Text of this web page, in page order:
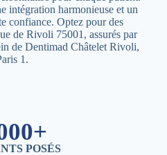
intégration harmonieuse et un
confiance. Optez pour des
de Rivoli 75001, assurés par
de Dentimad Châtelet Rivoli,
1.
POSÉS